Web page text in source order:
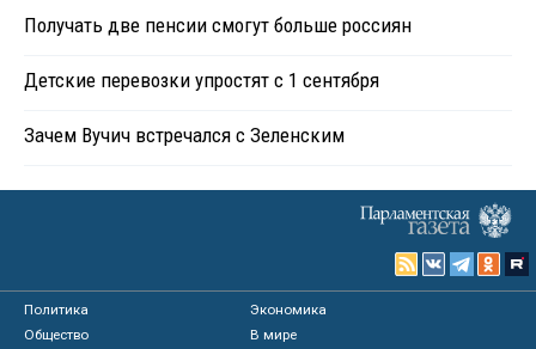
Получать две пенсии смогут больше россиян
Детские перевозки упростят с 1 сентября
Зачем Вучич встречался с Зеленским
Политика
Экономика
Общество
В мире